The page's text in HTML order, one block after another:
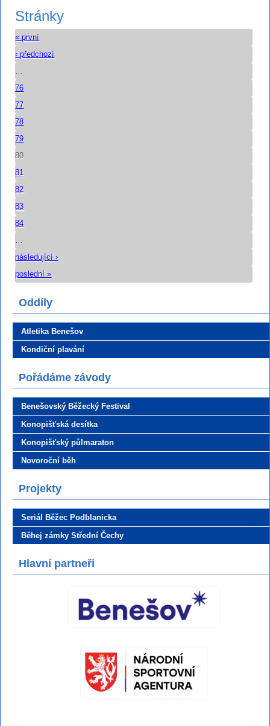
Stránky
« první
‹ předchozí
76
77
78
79
80
81
82
83
84
následující ›
poslední »
Oddíly
Atletika Benešov
Kondiční plavání
Pořádáme závody
Benešovský Běžecký Festival
Konopišťská desítka
Konopišťský půlmaraton
Novoroční běh
Projekty
Seriál Běžec Podblanicka
Běhej zámky Střední Čechy
Hlavní partneři